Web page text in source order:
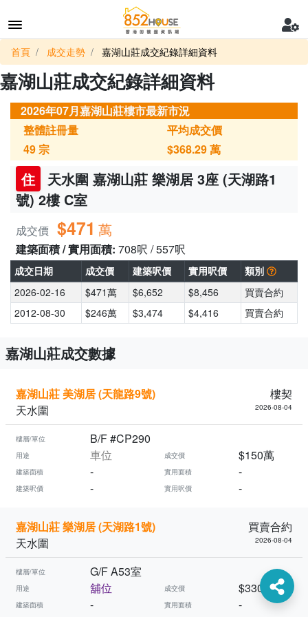
首頁 成交走勢 嘉湖山莊成交紀錄詳細資料
嘉湖山莊成交紀錄詳細資料
2026年07月嘉湖山莊樓市最新市況
整體註冊量
49宗
平均成交價
$368.29萬
住
天水圍 嘉湖山莊 樂湖居 3座 (天湖路1
號) 2樓 C室
成交價 $471 萬
建築面積 / 實用面積: 708呎 / 557呎
成交日期 成交價 建築呎價 實用呎價
類別
2026-02-16
$471萬 $6,652 $8,456
買賣合約
2012-08-30
$246萬 $3,474 $4,416 買賣合約
嘉湖山莊成交數據
嘉湖山莊 美湖居 (天龍路9號)
樓契
天水圍
2026-08-04
樓層/單位 B/F #CP290
用途 車位 成交價 $150萬
建築面積 - 實用面積 -
建築呎價 - 實用呎價 -
嘉湖山莊 樂湖居 (天湖路1號)
買賣合約
天水圍
2026-08-04
樓層/單位 G/F A53室
用途 舖位 成交價 $330萬
建築面積 - 實用面積 -